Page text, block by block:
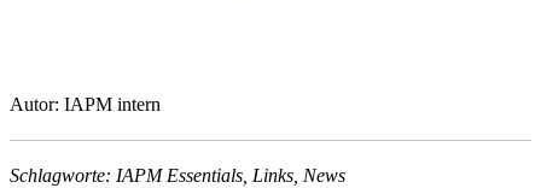
Autor: IAPM intern
Schlagworte: IAPM Essentials, Links, News